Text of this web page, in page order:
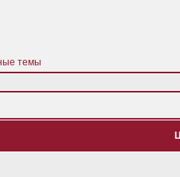
темы